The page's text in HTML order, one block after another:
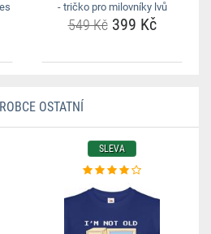
- tričko pro milovníky lvů
549 Kč399 Kč
OSTATNÍ
SLEVA